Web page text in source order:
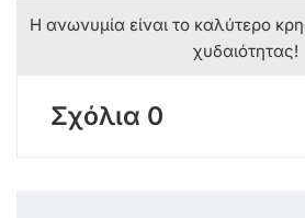
Η ανωνυμία είναι το καλύτερο
χυδαιότητας!
Σχόλια 0